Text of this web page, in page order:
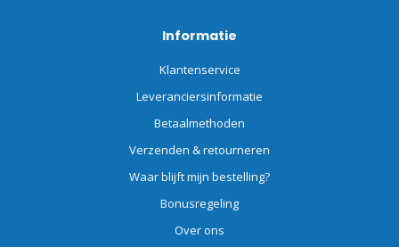
Informatie
Klantenservice
Leveranciersinformatie
Betaalmethoden
Verzenden & retourneren
Waar blijft mijn bestelling?
Bonusregeling
Over ons